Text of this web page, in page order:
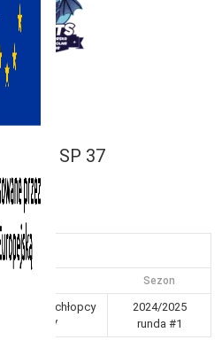
SP 37
Sezon
Kraków 3-4 chłopcy
Gr IV
2024/2025
runda #1